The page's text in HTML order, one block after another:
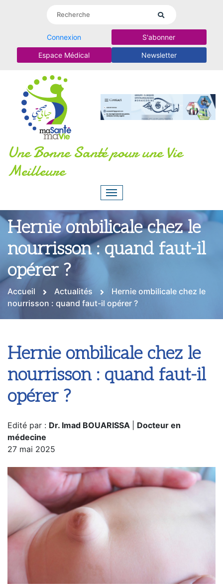
Connexion S'abonner
Espace Médical Newsletter
Une Bonne Santé pour une Vie
Meilleure
Hernie ombilicale chez le
nourrisson : quand faut-il
opérer ?
Accueil Actualités
Hernie ombilicale chez le
nourrisson : quand faut-il opérer ?
Hernie ombilicale chez le
nourrisson : quand faut-il
opérer ?
Edité par : Dr. Imad BOUARISSA
Docteur en
médecine
27 mai 2025